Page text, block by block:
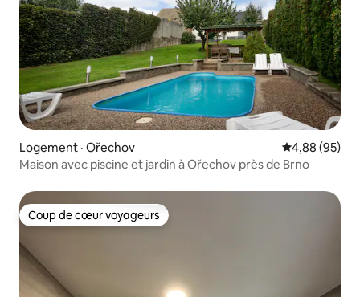
Logement · Ořechov Note
4,88 (95)
Maison avec piscine et jardin à Ořechov près de Brno
Coup de cœur voyageurs
Coup de cœur voyageurs